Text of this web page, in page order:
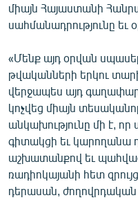
միայն Հայաստանի
սահմանադրությունը եւ
«Մենք այդ օրվան
թվականների երկու
վերջապես այդ
կոչվեց միայն
անկախությունը մի է, որ
գիտակցի եւ կարողանա
աշխատանքով եւ
ռադիոկայանի հետ
դերասան,